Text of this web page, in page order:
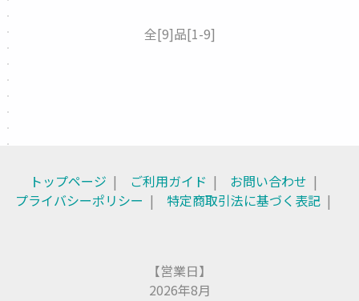
全[9]品[1-9]
トップページ ご利用ガイド
お問い合わせ
プライバシーポリシー
特定商取引法に基づく表記
【営業日】
2026年8月